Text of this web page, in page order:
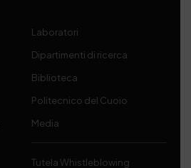
Laboratori
Dipartimenti di ricerca
Biblioteca
Politecnico del Cuoio
Media
Tutela Whistleblowing